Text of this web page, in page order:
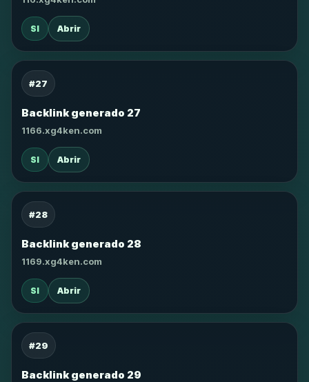
SI Abrir
#27
Backlink generado 27
1166.xg4ken.com
SI Abrir
#28
Backlink generado 28
1169.xg4ken.com
SI Abrir
#29
Backlink generado 29